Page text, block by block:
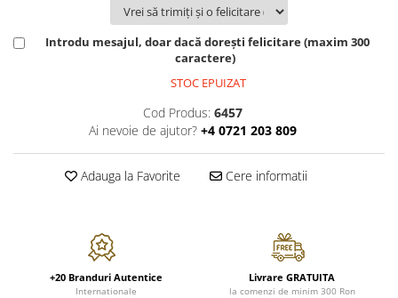
RAME SI ALBUME FOTO
CARAFE
ACCESORII PENTRU BĂRBAȚI
ACCESORII PENTRU BIROU
BOLURI DECO
AROME DE INTERIOR
JASPER CONRAN PLATINUM
BLANC SUR BLANC
LACE GOLD
CHEEKY PINK
NOTTE DI STELLE
AURIS
BOTANIC GARDEN
LOVE KNOTS SILVER
WITH LOVE SILVER
LOVE KNOTS GOLD
WITH LOVE NOUVEAU
Introdu mesajul, doar dacă dorești felicitare (maxim 300
caractere)
STOC EPUIZAT
Cod Produs: 6457
Ai nevoie de ajutor? +4 0721 203 809
Adauga la Favorite Cere informatii
+20 Branduri Autentice
Internationale
Livrare GRATUITA
la comenzi de minim 300 Ron